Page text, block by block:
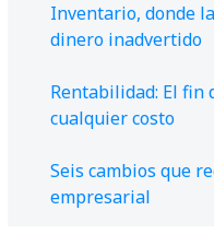
Inventario, donde
dinero inadvertido
Rentabilidad: El fin
cualquier costo
Seis cambios que
empresarial